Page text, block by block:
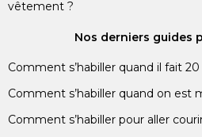
vêtement ?
Nos derniers guides
Comment s’habiller quand il fait
Comment s’habiller quand on est
Comment s’habiller pour aller